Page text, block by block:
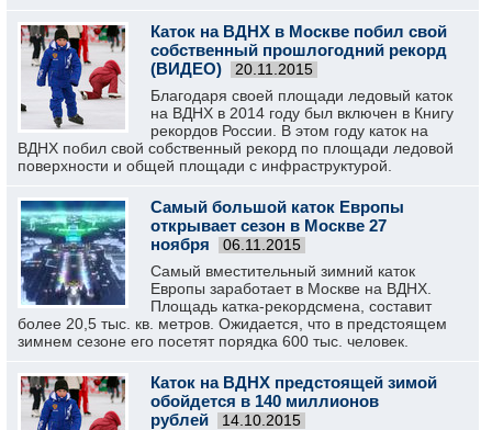
Каток на ВДНХ в Москве побил свой
собственный прошлогодний рекорд
(ВИДЕО)
20.11.2015
Благодаря своей площади ледовый каток
на ВДНХ в 2014 году был включен в Книгу
рекордов России. В этом году каток на
ВДНХ побил свой собственный рекорд по площади ледовой
поверхности и общей площади с инфраструктурой.
Самый большой каток Европы
открывает сезон в Москве 27
ноября
06.11.2015
Самый вместительный зимний каток
Европы заработает в Москве на ВДНХ.
Площадь катка-рекордсмена, составит
более 20,5 тыс. кв. метров. Ожидается, что в предстоящем
зимнем сезоне его посетят порядка 600 тыс. человек.
Каток на ВДНХ предстоящей зимой
обойдется в 140 миллионов
рублей
14.10.2015